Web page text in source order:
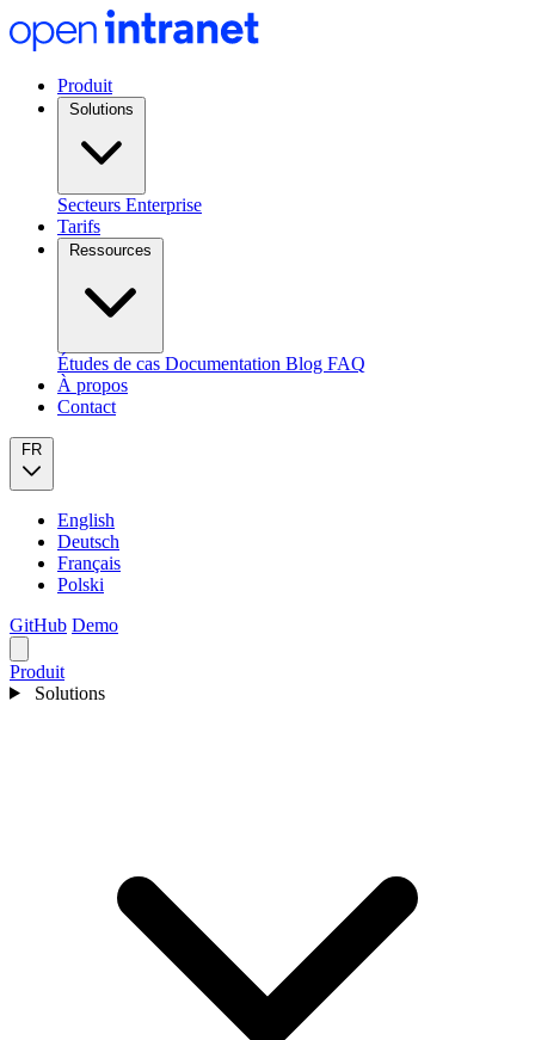
Produit
Secteurs Enterprise
Tarifs
Études de cas Documentation Blog FAQ
À propos
Contact
FR
English
Deutsch
Français
Polski
GitHub Demo
Produit
Solutions